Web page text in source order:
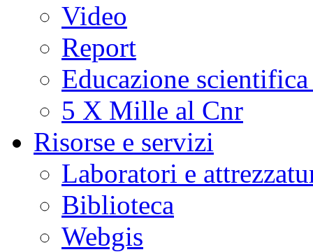
Video
Report
Educazione
5 X Mille al Cnr
Risorse e servizi
Laboratori e
Biblioteca
Webgis